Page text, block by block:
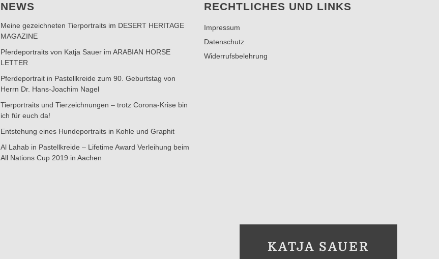
NEWS
Meine gezeichneten Tierportraits im DESERT HERITAGE
MAGAZINE
Pferdeportraits von Katja Sauer im ARABIAN HORSE
LETTER
Pferdeportrait in Pastellkreide zum 90. Geburtstag von
Herrn Dr. Hans-Joachim Nagel
Tierportraits und Tierzeichnungen – trotz Corona-Krise bin
ich für euch da!
Entstehung eines Hundeportraits in Kohle und Graphit
Al Lahab in Pastellkreide – Lifetime Award Verleihung beim
All Nations Cup 2019 in Aachen
RECHTLICHES UND LINKS
Impressum
Datenschutz
Widerrufsbelehrung
KATJA SAUER